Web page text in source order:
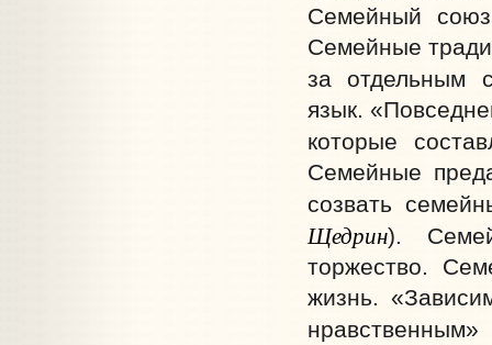
Семейный
Семейные
за отдельным
язык.
которые
Семейные
созвать
Щедрин).
торжество.
жизнь.